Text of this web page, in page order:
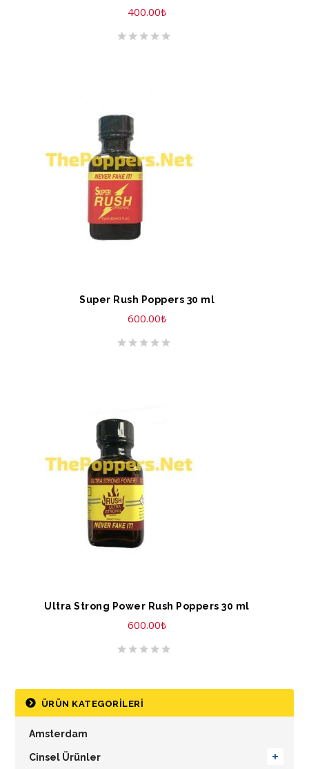
400.00₺
Super Rush Poppers 30 ml
600.00₺
Ultra Strong Power Rush Poppers 30 ml
600.00₺
ÜRÜN KATEGORILERI
Amsterdam
Cinsel Ürünler